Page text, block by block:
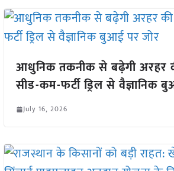
आधुनिक तकनीक से बढ़ेगी अरहर
सीड-कम-फर्टी ड्रिल से वैज्ञानिक
July 16, 2026